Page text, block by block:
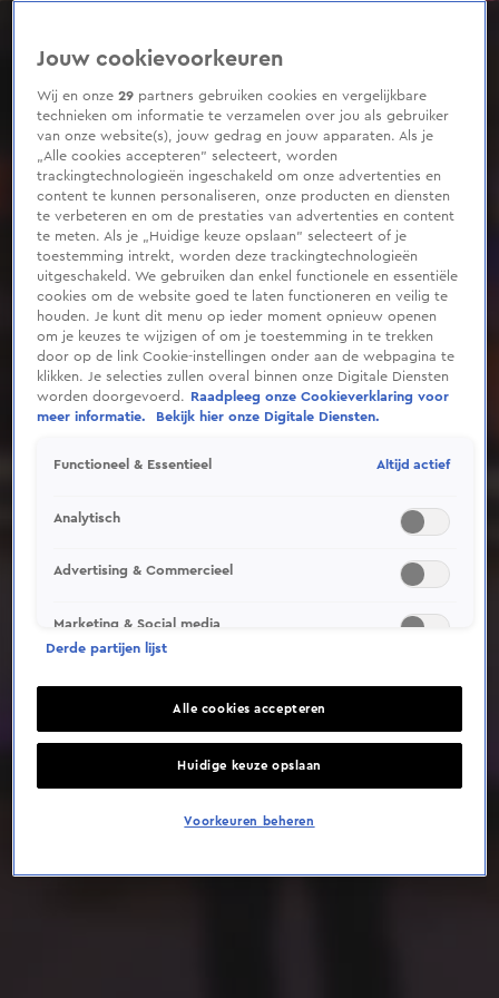
seconds
Deze video is niet beschikbaar op je huidige locatie
Jouw cookievoorkeuren
Wij en onze29 partners gebruiken cookies en vergelijkbare
technieken om informatie te verzamelen over jou als gebruiker
van onze website(s), jouw gedrag en jouw apparaten. Als je
„Alle cookies accepteren” selecteert, worden
trackingtechnologieën ingeschakeld om onze advertenties en
content te kunnen personaliseren, onze producten en diensten
te verbeteren en om de prestaties van advertenties en content
te meten. Als je „Huidige keuze opslaan” selecteert of je
toestemming intrekt, worden deze trackingtechnologieën
uitgeschakeld. We gebruiken dan enkel functionele en essentiële
cookies om de website goed te laten functioneren en veilig te
houden. Je kunt dit menu op ieder moment opnieuw openen
om je keuzes te wijzigen of om je toestemming in te trekken
door op de link Cookie-instellingen onder aan de webpagina te
klikken. Je selecties zullen overal binnen onze Digitale Diensten
worden doorgevoerd.
Raadpleeg onze Cookieverklaring voor
meer informatie.
Bekijk hier onze Digitale Diensten.
Functioneel & Essentieel Altijd actief
Analytisch
Advertising & Commercieel
Marketing & Social media
Derde partijen lijst
Alle cookies accepteren
Huidige keuze opslaan
Voorkeuren beheren